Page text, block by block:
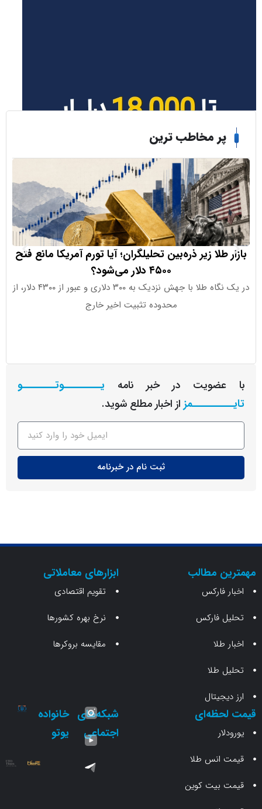
پر مخاطب ترین
طلا زیر ذره‌بین تحلیلگران؛ آیا تورم آمریکا مانع فتح
در یک نگاه طلا با جهش نزدیک به ۳۰۰ دلاری و عبور از ۴۳۰۰ دلار، از
محدوده تثبیت اخیر خارج
دلایل
سنای
در خبر نامه
یـــــــــوتــــــــو
از اخبار مطلع شوید.
ثبت نام در خبرنامه
مطالب
فارکس
فارکس
ابزارهای معاملاتی
تقویم اقتصادی
نرخ بهره کشورها
مقایسه بروکرها
انس طلا
بیت کوین
شبکه‌های خانواده
یوتو